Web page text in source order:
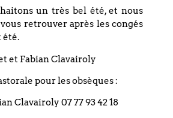
cependant se demander si la
rite n’est pas une des causes de la
à transmettre leur foi à leurs
un très bel été, et nous
retrouver après les congés
été.
et Fabian Clavairoly
pour les obsèques :
Clavairoly 07 77 93 42 18